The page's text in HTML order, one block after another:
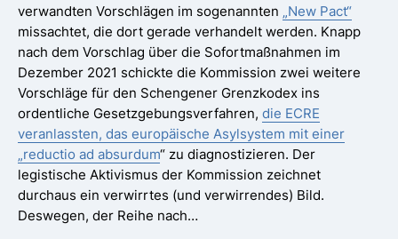
verwandten Vorschlägen im sogenannten „New Pact“
missachtet, die dort gerade verhandelt werden. Knapp
nach dem Vorschlag über die Sofortmaßnahmen im
Dezember 2021 schickte die Kommission zwei weitere
Vorschläge für den Schengener Grenzkodex ins
ordentliche Gesetzgebungsverfahren, die ECRE
veranlassten, das europäische Asylsystem mit einer
„reductio ad absurdum“ zu diagnostizieren. Der
legistische Aktivismus der Kommission zeichnet
durchaus ein verwirrtes (und verwirrendes) Bild.
Deswegen, der Reihe nach…